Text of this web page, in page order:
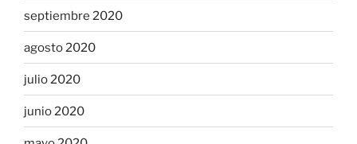
septiembre 2020
agosto 2020
julio 2020
junio 2020